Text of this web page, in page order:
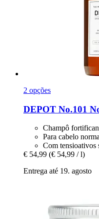
2 opções
DEPOT No.101
Champô
Para cabelo
Com tensioativos
€ 54,99 (€ 54,99 / l)
Entrega até 19. agosto